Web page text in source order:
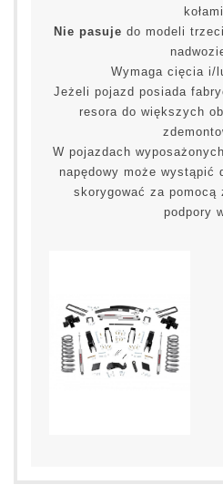
kołami
Nie pasuje do modeli
Wymaga cięcia i/
Jeżeli pojazd posiada
resora do większych
W pojazdach
napędowy może wystąpić
skorygować za pomocą
podpory